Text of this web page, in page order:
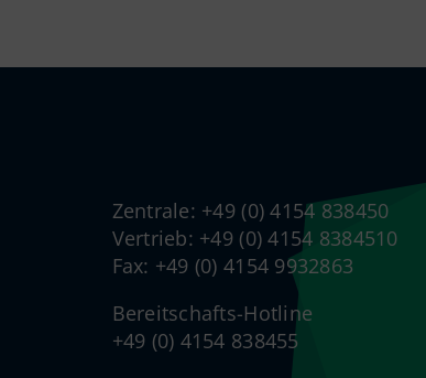
Zentrale: +49 (0) 4154 838450
Vertrieb: +49 (0) 4154 8384510
Fax: +49 (0) 4154 9932863
Bereitschafts-Hotline
+49 (0) 4154 838455